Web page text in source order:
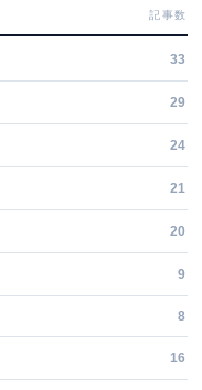
記事数
33
29
24
21
20
9
8
16